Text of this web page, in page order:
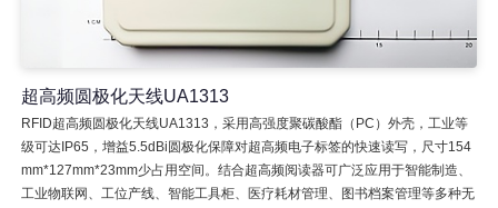
超高频圆极化天线UA1313
RFID超高频圆极化天线UA1313，采用高强度聚碳酸酯（PC）外壳，工业等
级可达IP65，增益5.5dBi圆极化保障对超高频电子标签的快速读写，尺寸154
mm*127mm*23mm少占用空间。结合超高频阅读器可广泛应用于智能制造、
工业物联网、工位产线、智能工具柜、医疗耗材管理、图书档案管理等多种无